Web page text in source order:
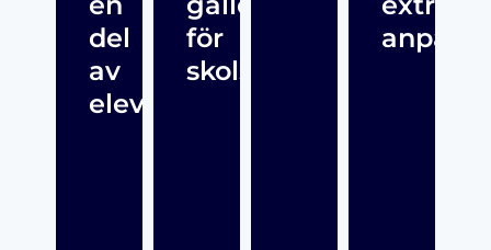
del
av
elevhälsan?
för
skolsköterskor?